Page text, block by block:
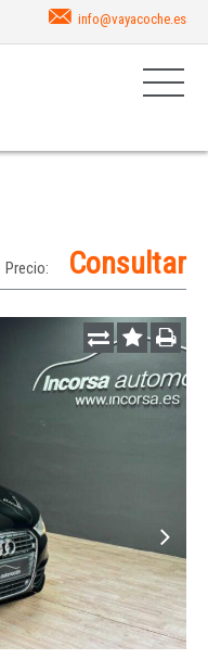
info@vayacoche.es
Precio: Consultar